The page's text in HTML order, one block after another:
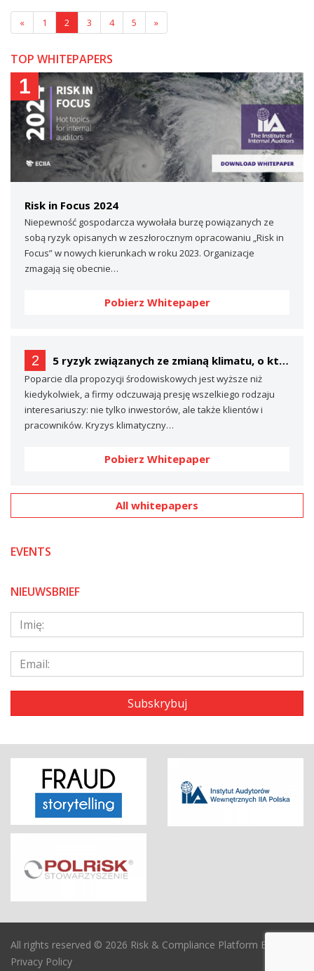
« 1 2 3 4 5 »
TOP WHITEPAPERS
1
Risk in Focus 2024
Niepewność gospodarcza wywołała burzę powiązanych ze
sobą ryzyk opisanych w zeszłorocznym opracowaniu „Risk in
Focus” w nowych kierunkach w roku 2023. Organizacje
zmagają się obecnie…
Pobierz Whitepaper
2 5 ryzyk związanych ze zmianą klimatu, o których prawdopodobnie nie mówisz… (a powinieneś)
Poparcie dla propozycji środowiskowych jest wyższe niż
kiedykolwiek, a firmy odczuwają presję wszelkiego rodzaju
interesariuszy: nie tylko inwestorów, ale także klientów i
pracowników. Kryzys klimatyczny…
Pobierz Whitepaper
All whitepapers
EVENTS
NIEUWSBRIEF
All rights reserved © 2026 Risk & Compliance Platform Europe
Privacy Policy